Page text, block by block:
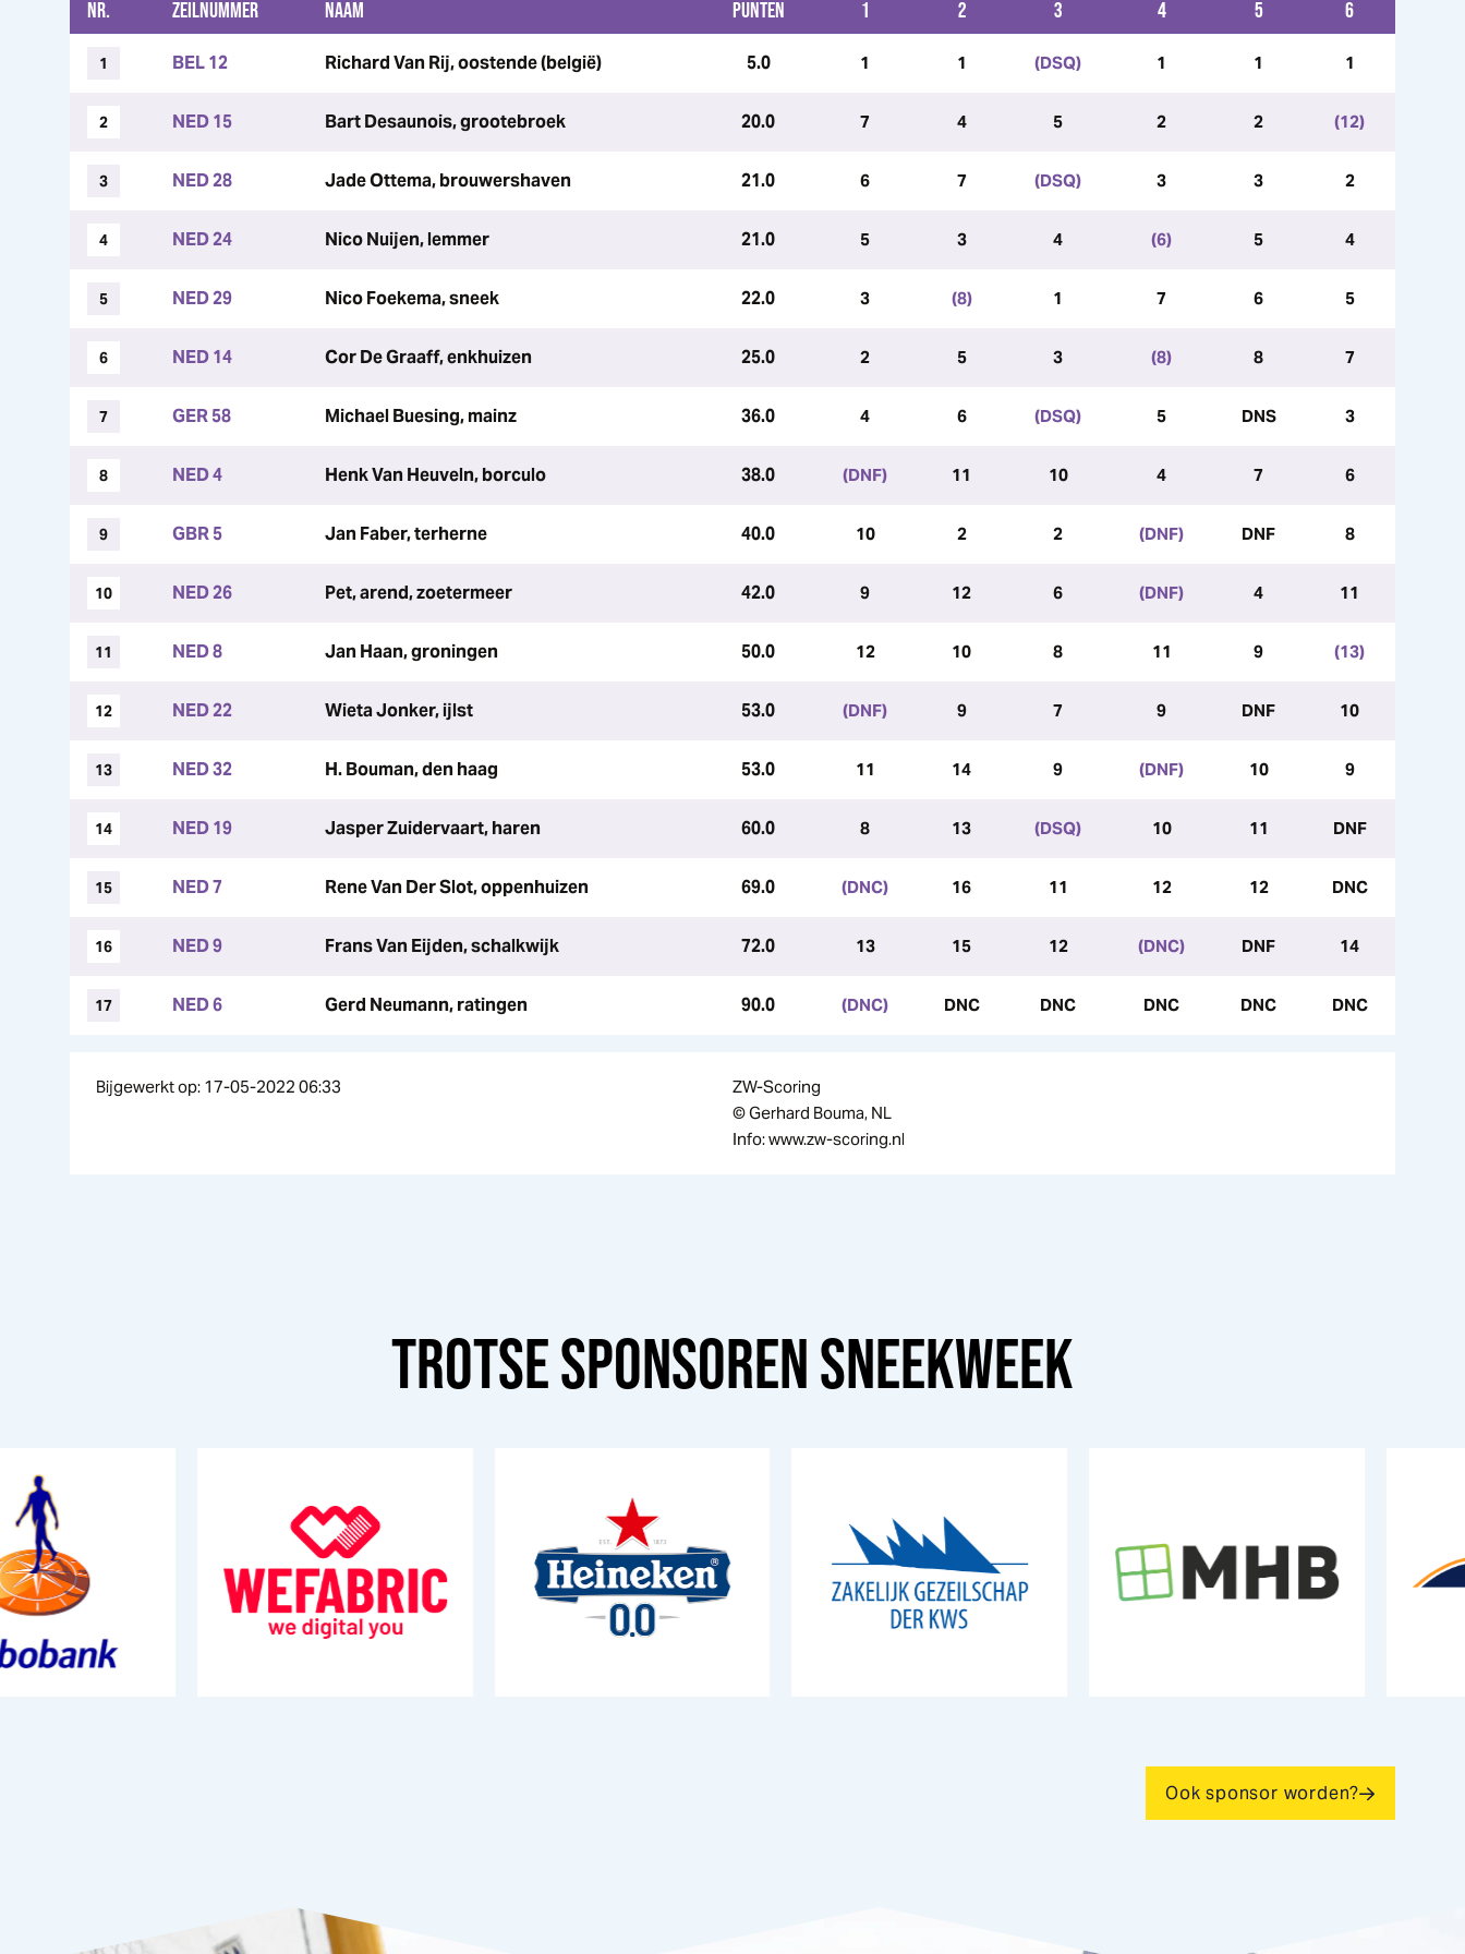
NR. ZEILNUMMER NAAM PUNTEN 1 2 3 4 5 6
1 BEL 12 Richard Van Rij, oostende (belgië) 5.0 1 1 (DSQ) 1 1 1
2 NED 15 Bart Desaunois, grootebroek 20.0 7 4 5 2 2 (12)
3 NED 28 Jade Ottema, brouwershaven 21.0 6 7 (DSQ) 3 3 2
4 NED 24 Nico Nuijen, lemmer 21.0 5 3 4 (6) 5 4
5 NED 29 Nico Foekema, sneek 22.0 3 (8) 1 7 6 5
6 NED 14 Cor De Graaff, enkhuizen 25.0 2 5 3 (8) 8 7
7 GER 58 Michael Buesing, mainz 36.0 4 6 (DSQ) 5 DNS 3
8 NED 4 Henk Van Heuveln, borculo 38.0 (DNF) 11 10 4 7 6
9 GBR 5 Jan Faber, terherne 40.0 10 2 2 (DNF) DNF 8
10 NED 26 Pet, arend, zoetermeer 42.0 9 12 6 (DNF) 4 11
11 NED 8 Jan Haan, groningen 50.0 12 10 8 11 9 (13)
12 NED 22 Wieta Jonker, ijlst 53.0 (DNF) 9 7 9 DNF 10
13 NED 32 H. Bouman, den haag 53.0 11 14 9 (DNF) 10 9
14 NED 19 Jasper Zuidervaart, haren 60.0 8 13 (DSQ) 10 11 DNF
15 NED 7 Rene Van Der Slot, oppenhuizen 69.0 (DNC) 16 11 12 12 DNC
16 NED 9 Frans Van Eijden, schalkwijk 72.0 13 15 12 (DNC) DNF 14
17 NED 6 Gerd Neumann, ratingen 90.0 (DNC) DNC DNC DNC DNC DNC
Bijgewerkt op: 17-05-2022 06:33
ZW-Scoring
© Gerhard Bouma, NL
Info: www.zw-scoring.nl
TROTSE SPONSORENSNEEKWEEK
Ook sponsor worden?